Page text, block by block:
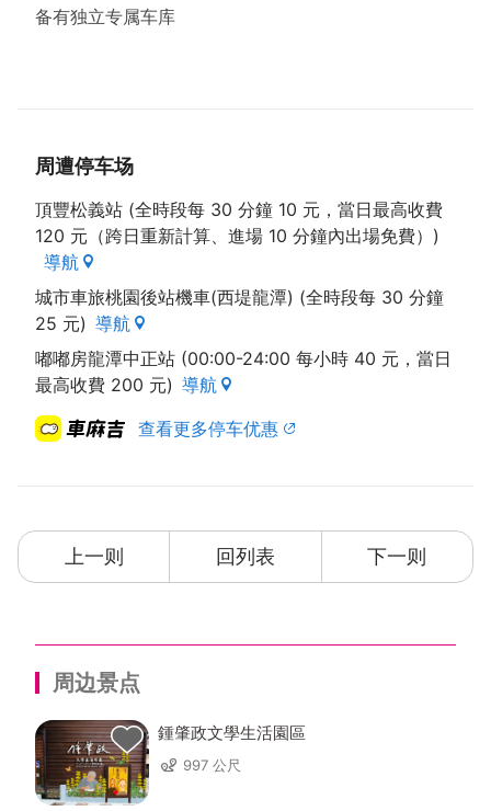
备有独立专属车库
周遭停车场
頂豐松義站 (全時段每 30 分鐘 10 元，當日最高收費
120 元（跨日重新計算、進場 10 分鐘內出場免費）)
導航
城市車旅桃園後站機車(西堤龍潭) (全時段每 30 分鐘
25 元) 導航
嘟嘟房龍潭中正站 (00:00-24:00 每小時 40 元，當日
最高收費 200 元) 導航
查看更多停车优惠
上一则 回列表 下一则
周边景点
鍾肇政文學生活園區
997 公尺